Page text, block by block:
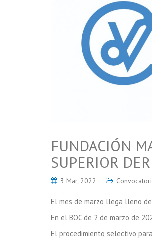
FUNDACIÓN
SUPERIOR
3 Mar, 2022
El mes de marzo llega lleno
En el BOC de 2 de marzo de
El procedimiento selectivo